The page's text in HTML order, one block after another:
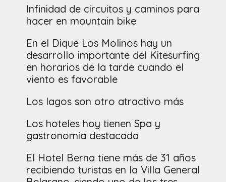
Infinidad de circuitos y caminos para
hacer en mountain bike
En el Dique Los Molinos hay un
desarrollo importante del Kitesurfing
en horarios de la tarde cuando el
viento es favorable
Los lagos son otro atractivo más
Los hoteles hoy tienen Spa y
gastronomía destacada
El Hotel Berna tiene más de 31 años
recibiendo turistas en la Villa General